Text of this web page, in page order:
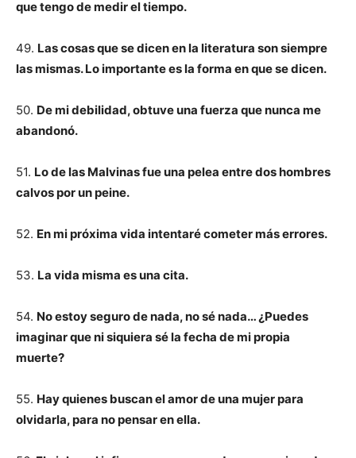
que tengo de medir el tiempo.
49. Las cosas que se dicen en la literatura son siempre
las mismas. Lo importante es la forma en que se dicen.
50. De mi debilidad, obtuve una fuerza que nunca me
abandonó.
51. Lo de las Malvinas fue una pelea entre dos hombres
calvos por un peine.
52. En mi próxima vida intentaré cometer más errores.
53. La vida misma es una cita.
54. No estoy seguro de nada, no sé nada… ¿Puedes
imaginar que ni siquiera sé la fecha de mi propia
muerte?
55. Hay quienes buscan el amor de una mujer para
olvidarla, para no pensar en ella.